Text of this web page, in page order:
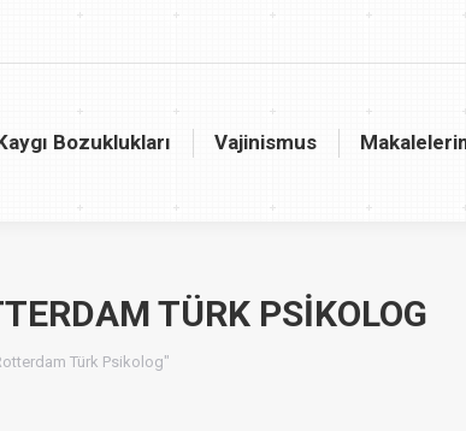
Bozuklukları Vajinismus
TÜRK PSIKOLOG
Türk Psikolog"